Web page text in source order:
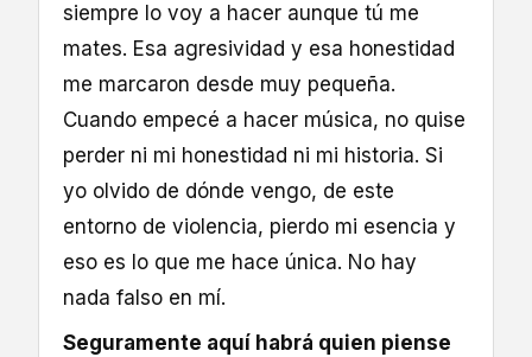
siempre lo voy a hacer aunque tú me
mates. Esa agresividad y esa honestidad
me marcaron desde muy pequeña.
Cuando empecé a hacer música, no quise
perder ni mi honestidad ni mi historia. Si
yo olvido de dónde vengo, de este
entorno de violencia, pierdo mi esencia y
eso es lo que me hace única. No hay
nada falso en mí.
Seguramente aquí habrá quien piense